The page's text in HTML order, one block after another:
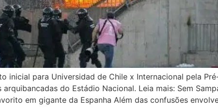
inicial para Universidad de Chile x Internacional pela
do Estádio Nacional. Leia mais: Sem
em gigante da Espanha Além das confusões